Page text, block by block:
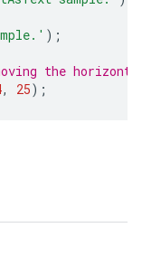
);
the
, 25);